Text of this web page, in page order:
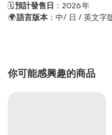
🗓️預計發售日 ：2026 年
🌍語言版本：中/ 日 / 英文字
你可能感興趣的商品